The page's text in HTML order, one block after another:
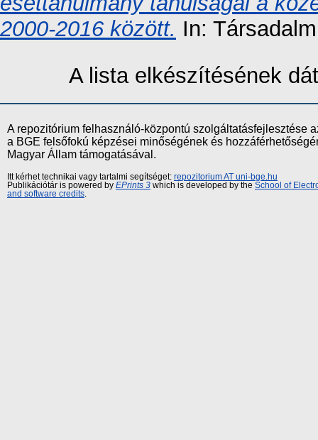
2000-2016 között. In:
A lista elkészítésének
A repozitórium felhasználó-központú szolgáltatásfejlesztése
a BGE felsőfokú képzései minőségének és
Magyar Állam támogatásával.
Itt kérhet technikai vagy tartalmi segítséget: repozitorium AT uni-bge.hu
Publikációtár is powered by EPrints 3 which is developed by the School of
and software credits